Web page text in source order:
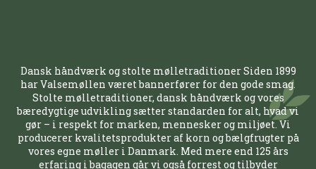
Dansk håndværk og stolte mølletraditioner Siden 1899
har Valsemøllen været bannerfører for den gode smag.
Stolte mølletraditioner, dansk håndværk og vores
bæredygtige udvikling sætter standarden for alt, hvad vi
gør – i respekt for marken, mennesker og miljøet. Vi
producerer kvalitetsprodukter af korn og bælgfrugter på
vores egne møller i Danmark. Med mere end 125 års
erfaring i bagagen går vi også forrest og tilbyder